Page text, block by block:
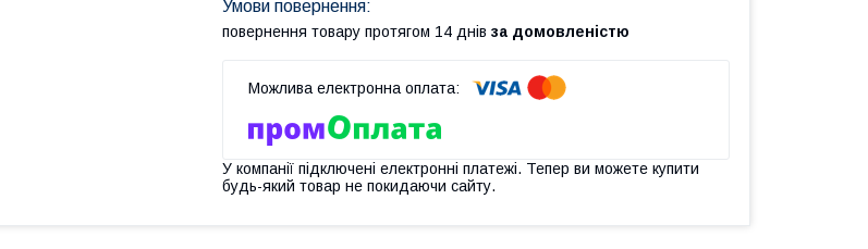
повернення товару протягом 14 днів за домовленістю
У компанії підключені електронні платежі. Тепер ви можете купити
будь-який товар не покидаючи сайту.